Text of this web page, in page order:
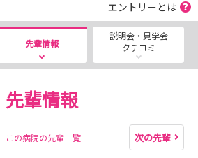
shimin/kangobu/event
エントリーとは
先輩情報
説明会・見学会
クチコミ
先輩情報
この病院の先輩一覧 次の先輩